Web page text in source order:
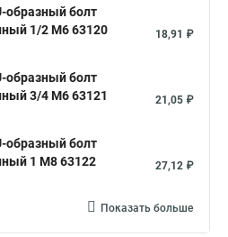
образный болт
1/2 М6 63120
18,91 ₽
образный болт
3/4 М6 63121
21,05 ₽
образный болт
1 М8 63122
27,12 ₽
Показать больше